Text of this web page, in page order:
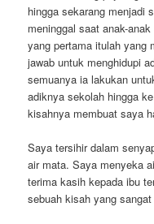
hingga sekarang menjadi
meninggal saat anak-
yang pertama itulah yang
jawab untuk menghidupi
semuanya ia lakukan
adiknya sekolah hingga
kisahnya membuat saya
Saya tersihir dalam
air mata. Saya menyeka
terima kasih kepada ibu
sebuah kisah yang